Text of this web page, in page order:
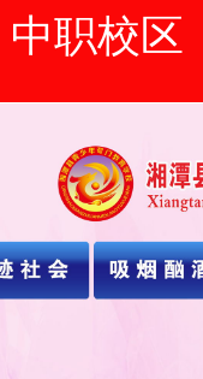
中职校区